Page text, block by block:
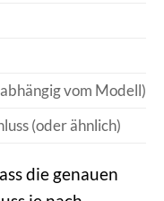
vom Modell)
(oder ähnlich)
die genauen